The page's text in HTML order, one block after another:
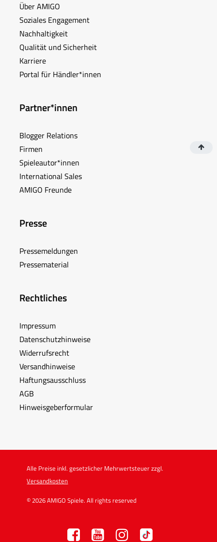
Über AMIGO
Soziales Engagement
Nachhaltigkeit
Qualität und Sicherheit
Karriere
Portal für Händler*innen
Partner*innen
Blogger Relations
Firmen
Spieleautor*innen
International Sales
AMIGO Freunde
Presse
Pressemeldungen
Pressematerial
Rechtliches
Impressum
Datenschutzhinweise
Widerrufsrecht
Versandhinweise
Haftungsausschluss
AGB
Hinweisgeberformular
Alle Preise inkl. gesetzlicher Mehrwertsteuer zzgl.
Versandkosten
© 2026 AMIGO Spiele. All rights reserved
F Y I TT